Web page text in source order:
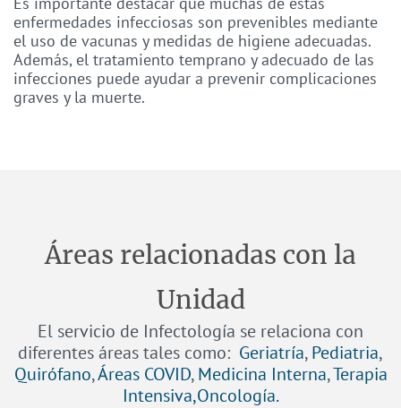
enfermedades infecciosas son prevenibles mediante
el uso de vacunas y medidas de higiene adecuadas.
Además, el tratamiento temprano y adecuado de las
infecciones puede ayudar a prevenir complicaciones
graves y la muerte.
Áreas relacionadas con la
Unidad
El servicio de Infectología se relaciona con
diferentes áreas tales como: Geriatría,Pediatria,
Quirófano,Áreas COVID,Medicina Interna,Terapia
Intensiva,Oncología.